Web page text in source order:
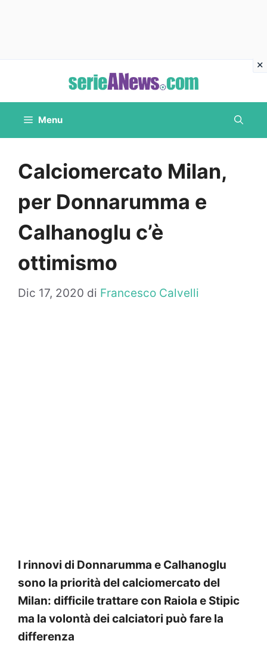
contenuto
Menu
Calciomercato Milan,
per Donnarumma e
Calhanoglu c’è
ottimismo
Dic 17, 2020 di Francesco Calvelli
I rinnovi di Donnarumma e Calhanoglu
sono la priorità del calciomercato del
Milan: difficile trattare con Raiola e Stipic
ma la volontà dei calciatori può fare la
differenza